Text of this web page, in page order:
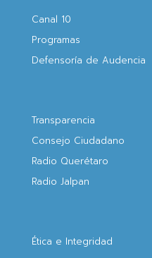
Canal 10
Programas
Defensoría de Audencia
Transparencia
Consejo Ciudadano
Radio Querétaro
Radio Jalpan
Ética e Integridad